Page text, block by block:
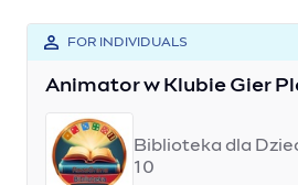
FOR INDIVIDUALS
Animator w Klubie Gier
Biblioteka dla
10